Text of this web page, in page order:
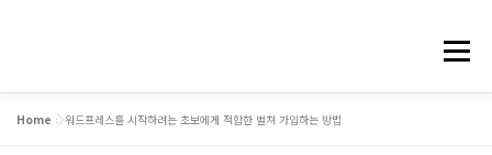
메뉴
Home »워드프레스를 시작하려는 초보에게 적합한 벌쳐 가입하는 방법